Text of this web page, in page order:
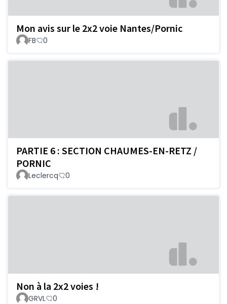
Mon avis sur le 2x2 voie Nantes/Pornic
FB 0
PARTIE 6 : SECTION CHAUMES-EN-RETZ /
PORNIC
Leclercq 0
Non à la 2x2 voies !
GRVL 0